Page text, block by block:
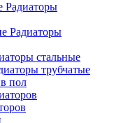
Радиаторы
Радиаторы
стальные
трубчатые
пол